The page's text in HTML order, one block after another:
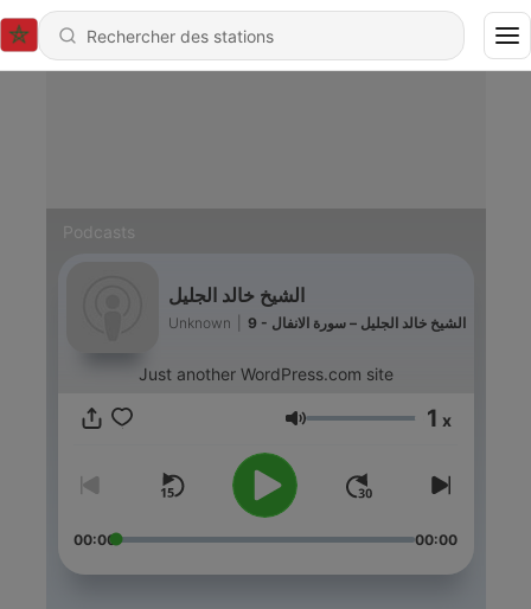
Podcasts
الشيخ خالد الجليل
Unknown 9 - الشيخ خالد الجليل – سورة الانفال
Just another WordPress.com site
Volume 1 x
00:00 00:00